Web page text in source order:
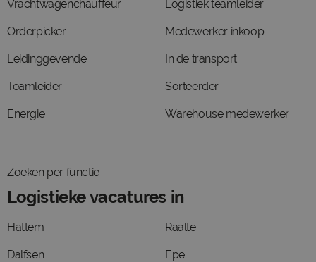
Vrachtwagenchauffeur
Orderpicker
Leidinggevende
Teamleider
Energie
Logistiek teamleider
Medewerker inkoop
In de transport
Sorteerder
Warehouse medewerker
Zoeken per functie
Logistieke vacatures in
Hattem
Dalfsen
Raalte
Epe